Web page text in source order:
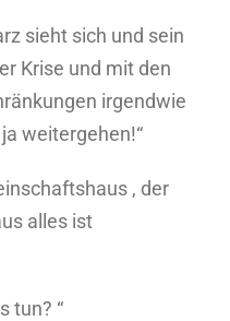
sieht sich und sein
Krise und mit den
irgendwie
weitergehen!“
, der
alles ist
tun? “